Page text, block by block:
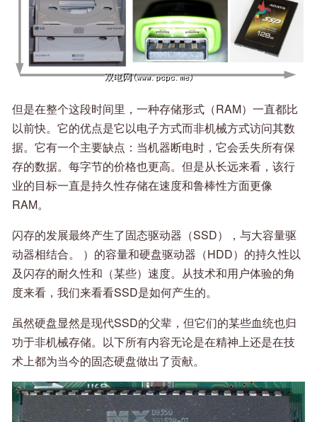
但是在整个这段时间里，一种存储形式（RAM）一直都比
以前快。它的优点是它以电子方式而非机械方式访问其数
据。它有一个主要缺点：当机器断电时，它会丢失所有保
存的数据。每字节的价格也更高。但是从长远来看，该行
业的目标一直是持久性存储在速度和鲁棒性方面更像
RAM。
闪存的发展最终产生了固态驱动器（SSD），与大容量驱
动器相结合。 ）的容量和硬盘驱动器（HDD）的持久性以
及闪存的耐久性和（某些）速度。从技术和用户体验的角
度来看，我们来看看SSD是如何产生的。
虽然硬盘显然是现代SSD的父辈，但它们的某些血统也归
功于非机械存储。以下所有内容无论是在精神上还是在技
术上都为当今的固态硬盘做出了贡献。